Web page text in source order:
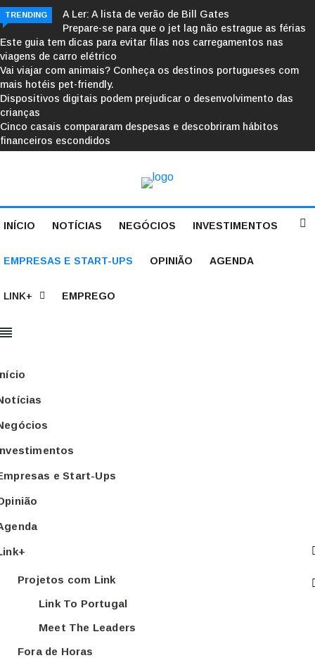
TRENDING
A Ler: A lista de verão de Bill Gates
Prepare-se para que o jet lag não estrague as férias
Este guia tem dicas para evitar filas nos carregamentos nas
viagens de carro elétrico
Vai viajar com animais? Conheça os destinos portugueses com
mais hotéis pet-friendly.
Dispositivos digitais podem prejudicar o desenvolvimento das
crianças
Cinco casais compararam despesas e descobriram hábitos
financeiros escondidos
INÍCIO NOTÍCIAS NEGÓCIOS INVESTIMENTOS
EMPRESAS E START-UPS OPINIÃO AGENDA
LINK+ EMPREGO
e Start-Ups
Projetos com Link
Link To Portugal
Meet The Leaders
Fora de Horas